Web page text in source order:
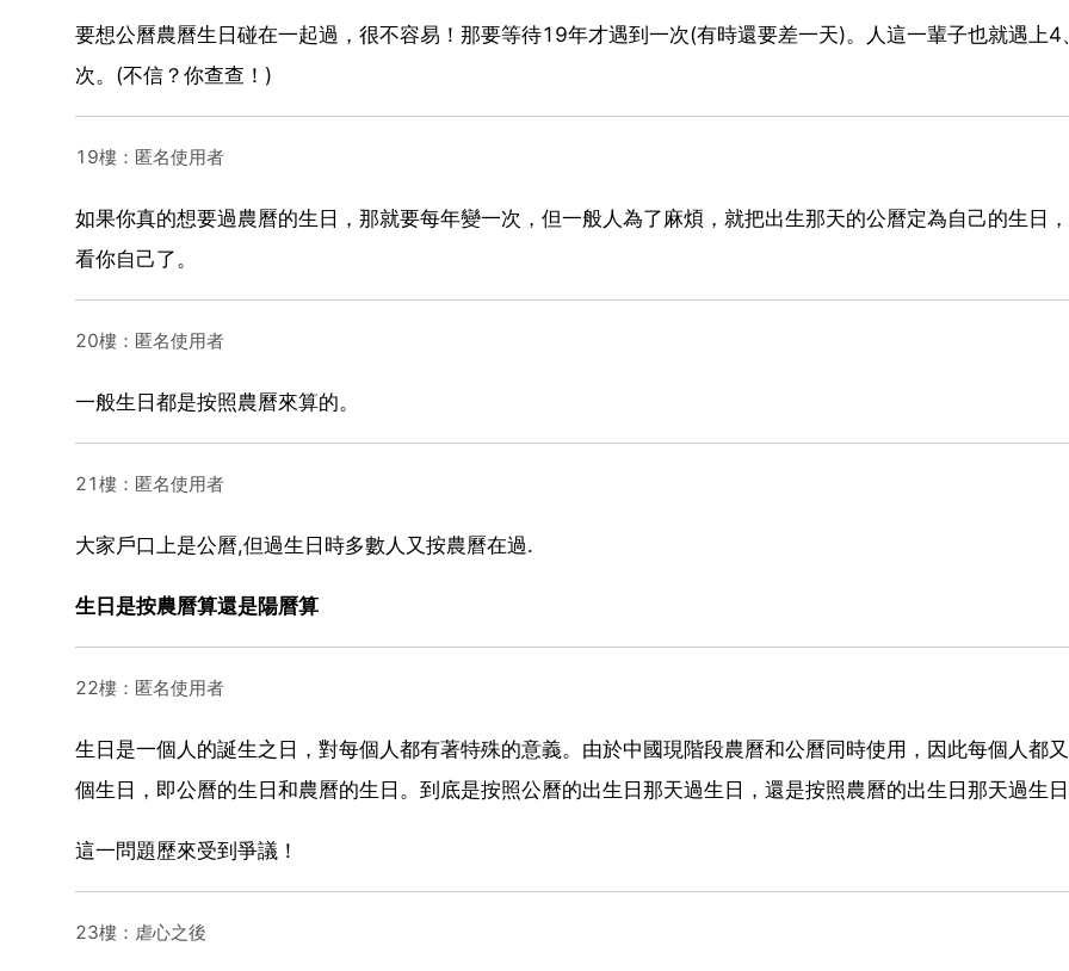
要想公曆農曆生日碰在一起過，很不容易！那要等待19年才遇到一次(有時還要差一天)。人這一輩子也就遇上4
次。(不信？你查查！)
19樓：匿名使用者
如果你真的想要過農曆的生日，那就要每年變一次，但一般人為了麻煩，就把出生那天的公曆定為自己的生日
看你自己了。
20樓：匿名使用者
一般生日都是按照農曆來算的。
21樓：匿名使用者
大家戶口上是公曆,但過生日時多數人又按農曆在過.
生日是按農曆算還是陽曆算
22樓：匿名使用者
生日是一個人的誕生之日，對每個人都有著特殊的意義。由於中國現階段農曆和公曆同時使用，因此每個人都
個生日，即公曆的生日和農曆的生日。到底是按照公曆的出生日那天過生日，還是按照農曆的出生日那天過生
這一問題歷來受到爭議！
23樓：虐心之後